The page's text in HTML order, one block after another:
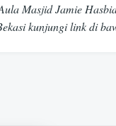
Masjid Jamie
kunjungi link di